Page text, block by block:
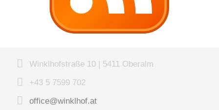
Winklhofstraße 10 | 5411 Oberalm
+43 5 7599 702
office@winklhof.at